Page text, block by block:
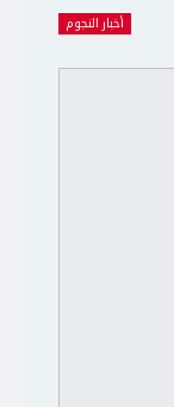
أخبار النجوم